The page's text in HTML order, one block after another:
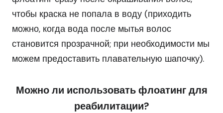
чтобы краска не попала в воду (приходить
можно, когда вода после мытья волос
становится прозрачной; при необходимости мы
можем предоставить плавательную шапочку).
Можно ли использовать флоатинг для
реабилитации?